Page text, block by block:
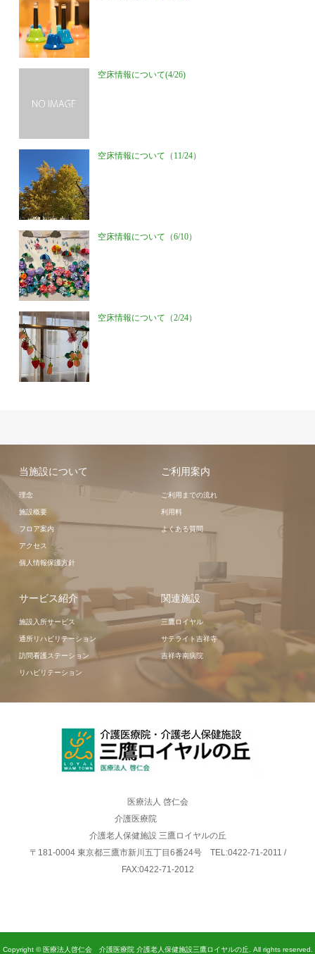
空床情報について(4/26)
空床情報について（11/24）
空床情報について（6/10）
空床情報について（2/24）
当施設について
理念
施設概要
フロア案内
アクセス
個人情報保護方針
ご利用案内
ご利用までの流れ
利用料
よくある質問
サービス紹介
施設入所サービス
通所リハビリテーション
訪問看護ステーション
リハビリテーション
関連施設
三鷹ロイヤル
サテライト吉祥寺
吉祥寺南病院
医療法人 啓仁会
介護医療院
介護老人保健施設 三鷹ロイヤルの丘
〒181-0004 東京都三鷹市新川五丁目6番24号 TEL:0422-71-2011 /
FAX:0422-71-2012
Copyright © 医療法人啓仁会 介護医療院 介護老人保健施設三鷹ロイヤルの丘. All rights reserved.